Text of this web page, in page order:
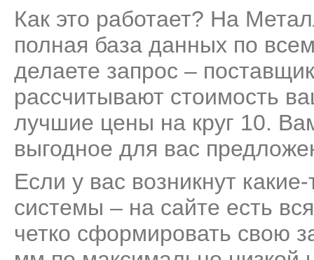
Как это работает? На
полная база данных по
делаете запрос –
рассчитывают стоимость
лучшие цены на круг 10.
выгодное для вас
Если у вас возникнут
системы – на сайте есть
четко сформировать свою